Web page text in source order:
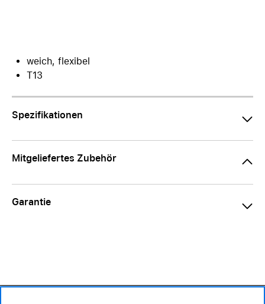
weich, flexibel
T13
Spezifikationen
Mitgeliefertes Zubehör
Garantie